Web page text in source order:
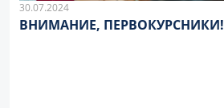
30.07.2024
ВНИМАНИЕ, ПЕРВОКУРСНИКИ!